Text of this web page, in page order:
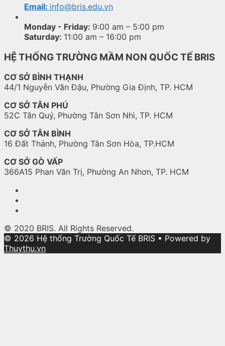
Email: info@bris.edu.vn
Monday - Friday: 9:00 am – 5:00 pm
Saturday: 11:00 am – 16:00 pm
HỆ THỐNG TRƯỜNG MẦM NON QUỐC TẾ BRIS
CƠ SỞ BÌNH THẠNH
44/1 Nguyễn Văn Đậu, Phường Gia Định, TP. HCM
CƠ SỞ TÂN PHÚ
52C Tân Quý, Phường Tân Sơn Nhì, TP. HCM
CƠ SỞ TÂN BÌNH
16 Đất Thánh, Phường Tân Sơn Hòa, TP.HCM
CƠ SỞ GÒ VẤP
366A15 Phan Văn Trị, Phường An Nhơn, TP. HCM
© 2020 BRIS. All Rights Reserved.
© 2026 Hệ thống Trường Quốc Tế BRIS • Powered by
Thuythu.vn